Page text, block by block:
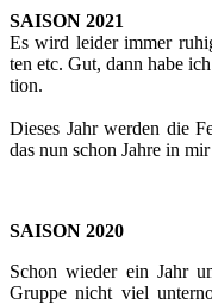
SAI­SON 2021
Es wird lei­der immer
ten etc. Gut, dann habe
ti­on.
Die­ses Jahr wer­den die
das nun schon Jahre in
SAI­SON 2020
Schon wie­der ein Jahr
Grup­pe nicht viel